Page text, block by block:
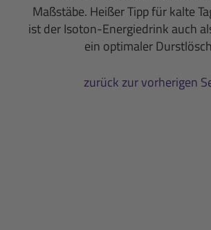
Maßstäbe. Heißer Tipp für kalte
ist der Isoton-Energiedrink auch
ein optimaler
zurück zur vorherigen